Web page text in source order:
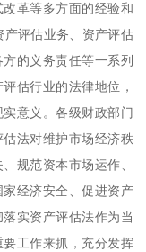
革等多方面的经验和
评估业务、资产评估
的义务责任等一系列
估行业的法律地位，
意义。各级财政部门
法对维护市场经济秩
规范资本市场运作、
经济安全、促进资产
实资产评估法作为当
工作来抓，充分发挥